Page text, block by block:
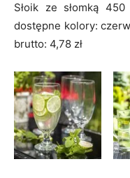
Słoik ze słomką
dostępne kolory:
brutto: 4,78 zł